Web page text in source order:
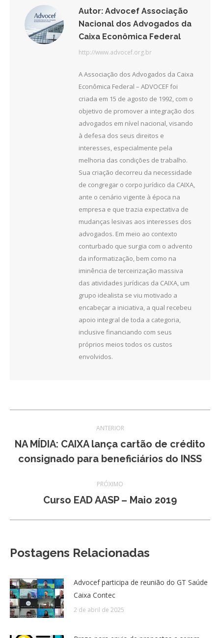
Autor: Advocef Associação
Nacional dos Advogados da
Caixa Econômica Federal
http://www.advocef.org.br
A Associação dos Advogados da Caixa
Econômica Federal – ADVOCEF foi
criada em 15 de agosto de 1992, com o
objetivo de promover a integração dos
advogados em nível nacional, visando
à defesa dos seus direitos e
interesses, especialmente pela
melhoria das condições de trabalho.
Sua criação decorreu da necessidade
de congregar o corpo jurídico da CAIXA,
ante o cenário vigente à época na
empresa e que trazia expectativa de
mudanças lesivas aos interesses dos
advogados. Em meio ao contexto
conturbado que surgia com o advento
da informatização, bem como na
iminência de terceirização massiva
das atividades jurídicas da CAIXA, um
grupo idealista se viu motivado a
encabeçar a iniciativa, a qual recebeu
apoio integral de toda a categoria,
inclusive financiando com seus
próprios meios todos os custos
envolvidos.
de
post:
ANTERIOR
Post
anterior:
NA MÍDIA: CAIXA lança cartão de crédito
consignado para beneficiários do INSS
PRÓXIMO
Próximo
Curso EAD AASP – Maio 2019
Postagens Relacionadas
Advocef participa de reunião do GT Saúde
Caixa Contec
2 de abril de 2025